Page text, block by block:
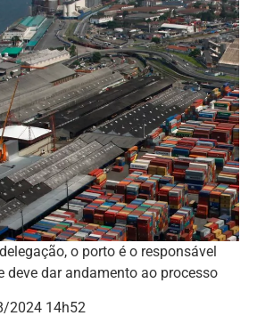
o porto é o responsável
deve dar andamento ao processo
2024 14h52